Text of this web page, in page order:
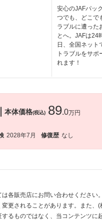
安心のJAFパッ
つでも、どこで
ラブルに遭った
とへ。JAFは24
日、全国ネット
トラブルをサポ
れます！
本体価格(税込) 89.0万円
2028年7月 修復歴 なし
各販売店にお問い合わせください。
更されることがあります。また、
るものではなく、当コンテンツに